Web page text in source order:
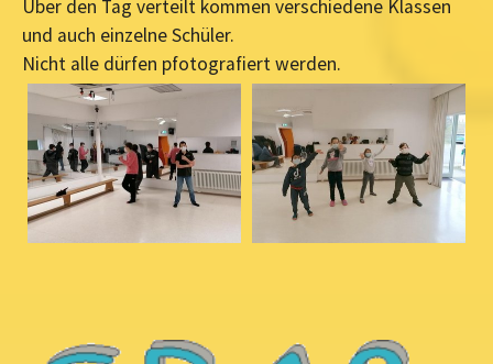
Über den Tag verteilt kommen verschiedene Klassen
und auch einzelne Schüler.
Nicht alle dürfen pfotografiert werden.